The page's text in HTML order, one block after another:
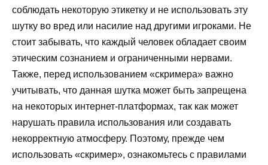
соблюдать некоторую этикетку и не использовать эту
шутку во вред или насилие над другими игроками. Не
стоит забывать, что каждый человек обладает своим
этическим сознанием и ограниченными нервами.
Также, перед использованием «скримера» важно
учитывать, что данная шутка может быть запрещена
на некоторых интернет-платформах, так как может
нарушать правила использования или создавать
некорректную атмосферу. Поэтому, прежде чем
использовать «скример», ознакомьтесь с правилами